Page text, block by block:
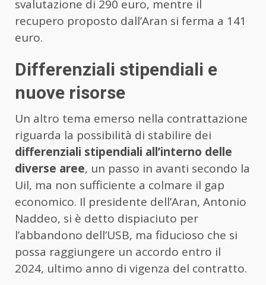
svalutazione di 290 euro, mentre il
recupero proposto dall’Aran si ferma a 141
euro.
Differenziali stipendiali e
nuove risorse
Un altro tema emerso nella contrattazione
riguarda la possibilità di stabilire dei
differenziali stipendiali all’interno delle
diverse aree, un passo in avanti secondo la
Uil, ma non sufficiente a colmare il gap
economico. Il presidente dell’Aran, Antonio
Naddeo, si è detto dispiaciuto per
l’abbandono dell’USB, ma fiducioso che si
possa raggiungere un accordo entro il
2024, ultimo anno di vigenza del contratto.